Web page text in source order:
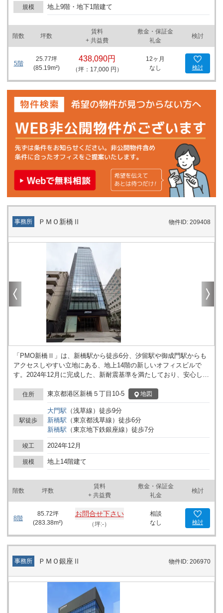
ます。これは訪れる人々に清潔感と洗練された印象を与えることで
しょう。また、エレベーターは1基設置されており、スムーズな移
動をサポートします。 立地においては、巴町アネックスは非常に恵
まれています。東京メトロ日比谷線「神谷町」駅から徒歩5分、
「虎ノ門」駅へも徒歩約5分と、複数の路線が利用可能で、都心へ
のアクセスが容易です。桜田通りに面しており、ビルのすぐ近くに
は虎ノ門ヒルズがあります。このように、ビジネスの機会が豊富で
ありながら、ランチやアフター5の憩いの場も充実している点も、
このビルの大きな魅力の一つです。 周辺には、バス停やコンビニ、
カフェが徒歩1分圏内にあり、飲食店も虎ノ門駅までのエリアに充
実しています。銀行の支店なども駅の近くに多数あり、ビジネスに
必要なサービスや施設が手軽に利用できる点も、このオフィスビル
備、快適なオフィス環境、そしてビジネスの中心地における絶好の
立地で、企業の成長と成功を支える理想のオフィススペースを提供
します。このビルは、ビジネスの可能性を広げ、従業員にとっても
快適な職場環境を実現する、まさに企業の未来を見据えた選択と言
規模 地上9階・地下1階建て
階数 坪数
賃料
+ 共益費
敷金・保証金
礼金
検討
5階
25.77坪
(85.19m²)
438,090円
（坪：17,000 円）
12ヶ月
なし
検討
事務所 ＰＭＯ新橋Ⅱ 物件ID: 209408
「PMO新橋Ⅱ」は、新橋駅から徒歩6分、汐留駅や御成門駅からも
アクセスしやすい立地にある、地上14階の新しいオフィスビルで
す。2024年12月に完成した、新耐震基準を満たしており、安心して
各フロアが1テナント専有となっていることです。これにより、セ
キュリティ面での安心感が高く、プライバシーを重視する業務に最
適です。特に2～8階は283.38㎡、9～14階は283.10㎡の広さを誇
り、ゆとりあるスペースを提供します。 室内にはLow-Eペアガラス
のカーテンウォールが採用されており、自然光を取り入れることで
明るく開放的な空間を実現しています。また、優れた遮熱・断熱性
により、省エネ効果が期待でき、空調コストの削減にも役立ちま
す。さらに、個別空調が各ゾーンごとに細かく分割されているた
め、効率的に使用することが可能です。夜間や休日にも柔軟に対応
できるため、快適な環境を維持しつつ、エネルギーの無駄を抑える
ことができます。 ビル内にはエレベーターや駐車場が完備され、
24時間使用可能なため、フレキシブルな働き方をサポートします。
また、男女別のトイレが設置されており、快適に利用できる環境が
整っています。 新橋エリアでの拠点設立に最適な「PMO新橋Ⅱ」
で、より効率的かつ快適な業務環境を手に入れてください。
住所 東京都港区新橋５丁目10-5 地図
駅徒歩
大門駅 （浅草線 ） 徒歩9分
新橋駅 （東京都浅草線 ） 徒歩6分
新橋駅 （東京地下鉄銀座線 ） 徒歩7分
竣工 2024年12月
規模 地上14階建て
階数 坪数
賃料
+ 共益費
敷金・保証金
礼金
検討
8階
85.72坪
(283.38m²)
お問合せ下さい
（坪:-）
相談
なし
検討
事務所 ＰＭＯ銀座Ⅱ 物件ID: 206970